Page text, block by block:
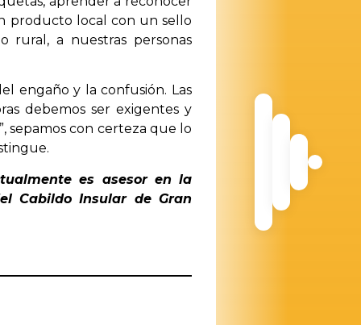
producto local con un sello
rural, a nuestras personas
engaño y la confusión. Las
debemos ser exigentes y
sepamos con certeza que lo
es asesor en la
Cabildo Insular de Gran